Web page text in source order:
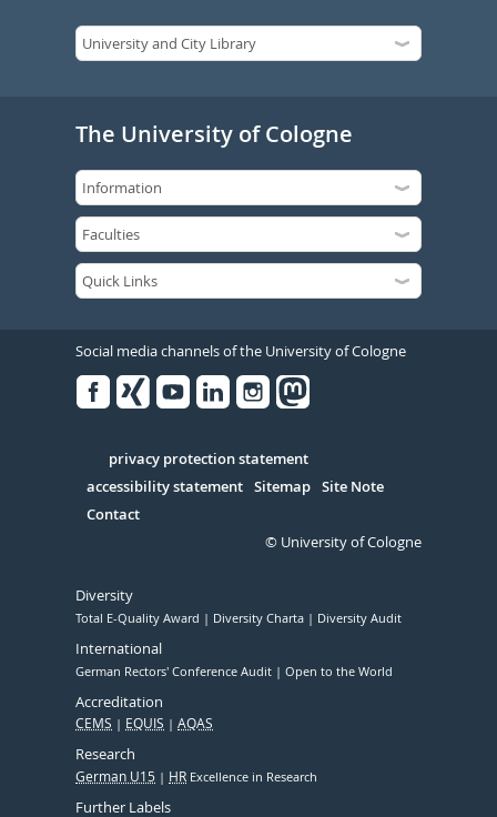
The University of Cologne
Social media channels of the University of Cologne
Serivce
privacy protection statement
accessibility statement Sitemap Site Note
Contact
© University of Cologne
Diversity
Total E-Quality Award Diversity Charta Diversity Audit
International
German Rectors' Conference Audit Open to the World
Accreditation
CEMS EQUIS AQAS
Research
German U15 HR Excellence in Research
Further Labels